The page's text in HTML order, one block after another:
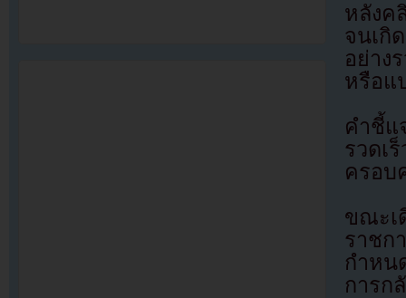
หลังค
จนเกิ
อย่าง
หรือแ
คำชี้แ
รวด
ครอบ
ขณะ
ราช
กำห
การก